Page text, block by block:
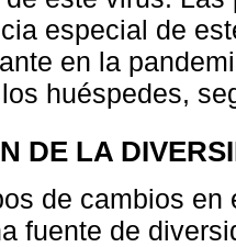
especial de
en la
huéspedes,
DE LA
de cambios
fuente de